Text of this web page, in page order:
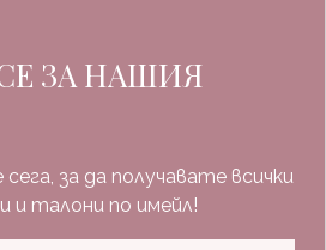
ЗА НАШИЯ
за да получавате всички
и талони по имейл!